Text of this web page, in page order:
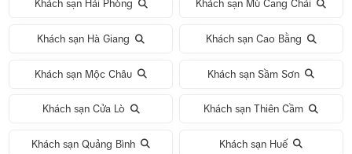
Khách sạn Hải Phòng Khách sạn Mù Cang Chải
Khách sạn Hà Giang Khách sạn Cao Bằng
Khách sạn Mộc Châu Khách sạn Sầm Sơn
Khách sạn Cửa Lò Khách sạn Thiên Cầm
Khách sạn Quảng Bình Khách sạn Huế